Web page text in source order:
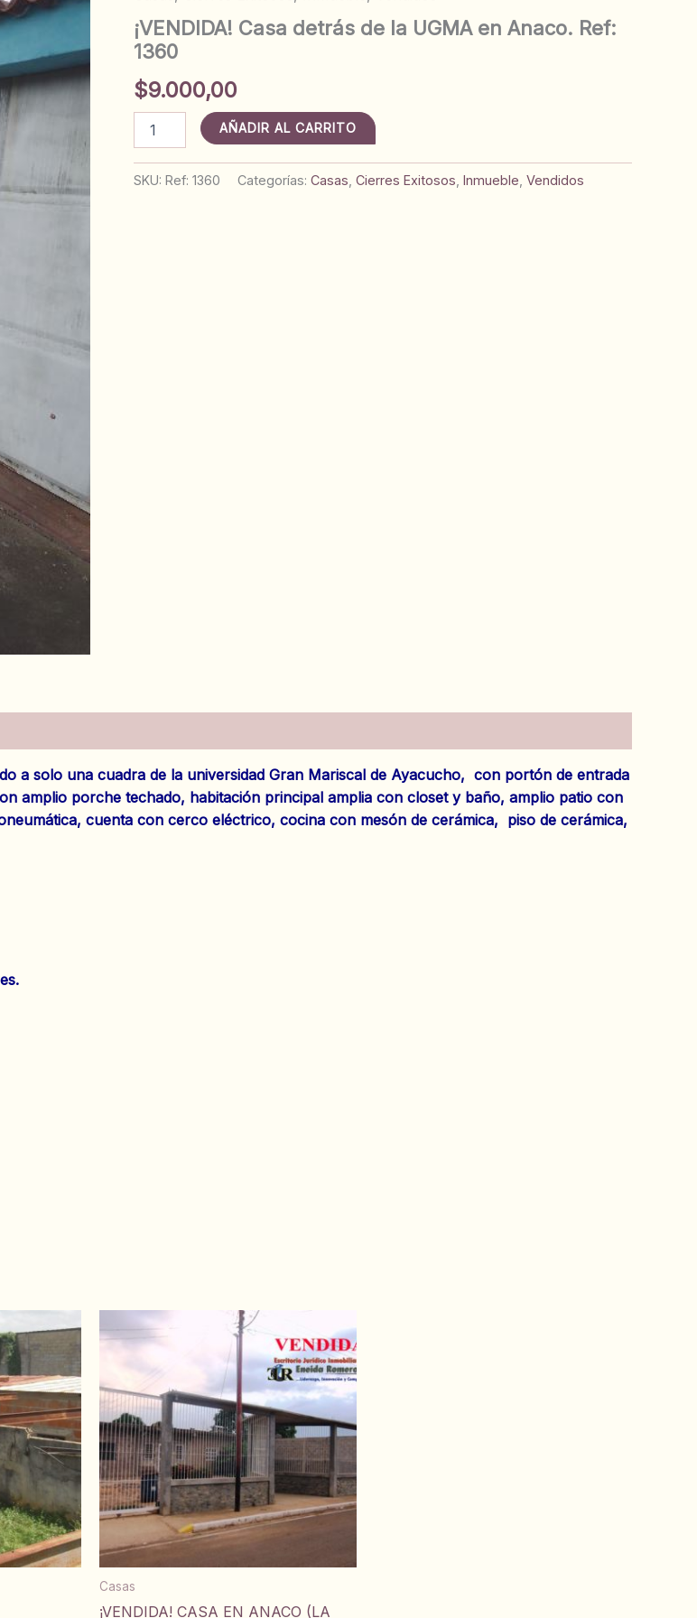
¡VENDIDA! Casa detrás de la UGMA en Anaco. Ref:
1360
$9.000,00
Casa
de
AÑADIR AL CARRITO
SKU: Ref: 1360 Categorías: Casas Cierres Exitosos Inmueble Vendidos
a solo una cuadra de la universidad Gran Mariscal de Ayacucho, con portón de entrada
amplio porche techado, habitación principal amplia con closet y baño, amplio patio con
cuenta con cerco eléctrico, cocina con mesón de cerámica, piso de cerámica,
Casas
¡VENDIDA! CASA EN ANACO (LA